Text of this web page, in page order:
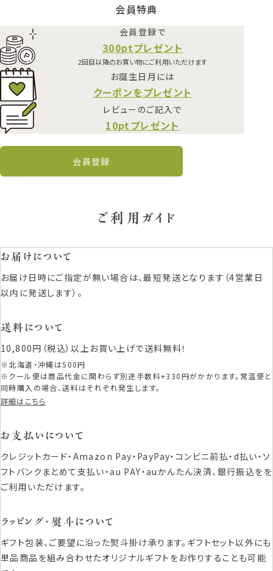
会員特典
会員登録で
300ptプレゼント
2回目以降のお買い物にご利用いただけます
お誕生日月には
クーポンをプレゼント
レビューのご記入で
10ptプレゼント
会員登録
ご利用ガイド
お届けについて
お届け日時にご指定が無い場合は、最短発送となります（4営業日
以内に発送します）。
送料について
10,800円（税込）以上お買い上げで送料無料！
※北海道・沖縄は500円
※クール便は商品代金に関わらず別途手数料+330円がかかります。常温便と
同時購入の場合、送料はそれぞれ発生します。
詳細はこちら
お支払いについて
クレジットカード・Amazon Pay・PayPay・コンビニ前払・d払い・ソ
フトバンクまとめて支払い・au PAY・auかんたん決済、銀行振込をを
ご利用いただけます。
ラッピング・熨斗について
ギフト包装、ご要望に沿った熨斗掛け承ります。ギフトセット以外にも
単品商品を組み合わせたオリジナルギフトをお作りすることも可能